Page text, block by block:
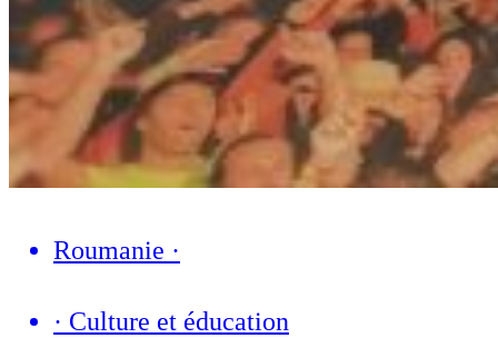
Roumanie ·
· Culture et éducation